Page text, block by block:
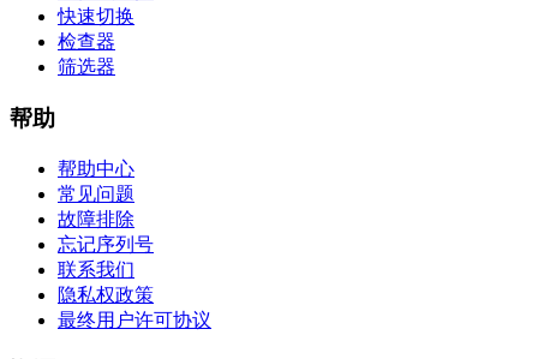
快速切换
检查器
筛选器
帮助
帮助中心
常见问题
故障排除
忘记序列号
联系我们
隐私权政策
最终用户许可协议